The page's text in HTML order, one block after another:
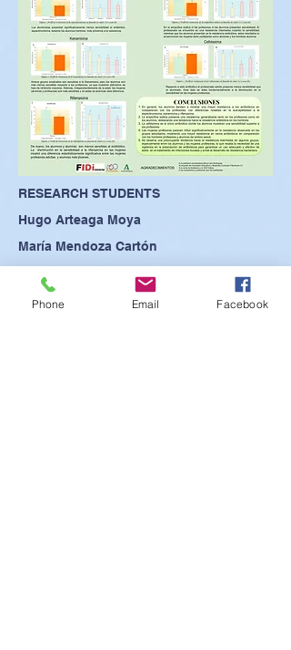
RESEARCH STUDENTS
Hugo Arteaga Moya
María Mendoza Cartón
Phone Email Facebook